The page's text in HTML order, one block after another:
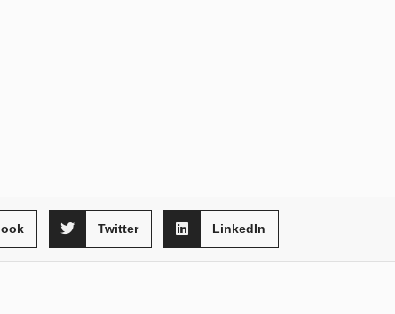
Twitter LinkedIn